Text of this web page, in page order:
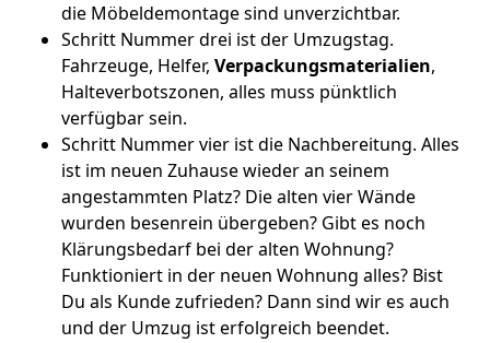
die Möbeldemontage sind unverzichtbar.
Schritt Nummer drei ist der Umzugstag.
Fahrzeuge, Helfer, Verpackungsmaterialien,
Halteverbotszonen, alles muss pünktlich
verfügbar sein.
Schritt Nummer vier ist die Nachbereitung. Alles
ist im neuen Zuhause wieder an seinem
angestammten Platz? Die alten vier Wände
wurden besenrein übergeben? Gibt es noch
Klärungsbedarf bei der alten Wohnung?
Funktioniert in der neuen Wohnung alles? Bist
Du als Kunde zufrieden? Dann sind wir es auch
und der Umzug ist erfolgreich beendet.